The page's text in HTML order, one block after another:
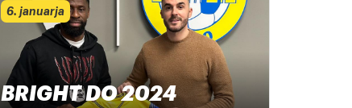
6. januarja
BRIGHT DO 2024